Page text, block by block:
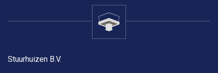
Stuurhuizen B.V.